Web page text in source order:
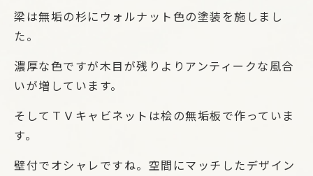
梁は無垢の杉にウォルナット色の塗装を施しまし
た。
濃厚な色ですが木目が残りよりアンティークな風合
いが増しています。
そしてＴＶキャビネットは桧の無垢板で作っていま
す。
壁付でオシャレですね。空間にマッチしたデザイン